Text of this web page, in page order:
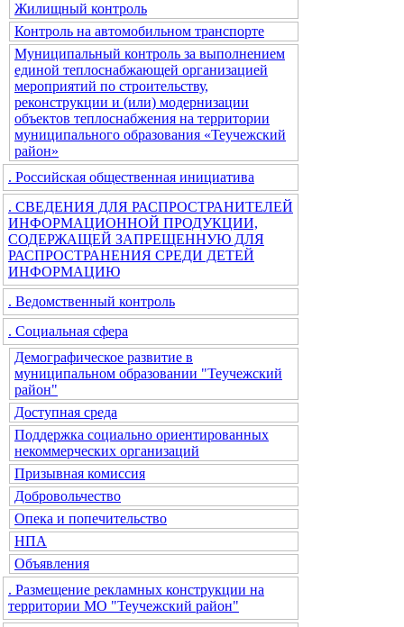
Жилищный контроль
Контроль на автомобильном транспорте
Муниципальный контроль за выполнением
единой теплоснабжающей организацией
мероприятий по строительству,
реконструкции и (или) модернизации
объектов теплоснабжения на территории
муниципального образования «Теучежский
район»
. Российская общественная инициатива
. СВЕДЕНИЯ ДЛЯ РАСПРОСТРАНИТЕЛЕЙ
ИНФОРМАЦИОННОЙ ПРОДУКЦИИ,
СОДЕРЖАЩЕЙ ЗАПРЕЩЕННУЮ ДЛЯ
РАСПРОСТРАНЕНИЯ СРЕДИ ДЕТЕЙ
ИНФОРМАЦИЮ
. Ведомственный контроль
. Социальная сфера
Демографическое развитие в
муниципальном образовании "Теучежский
район"
Доступная среда
Поддержка социально ориентированных
некоммерческих организаций
Призывная комиссия
Добровольчество
Опека и попечительство
НПА
Объявления
. Размещение рекламных конструкции на
территории МО "Теучежский район"